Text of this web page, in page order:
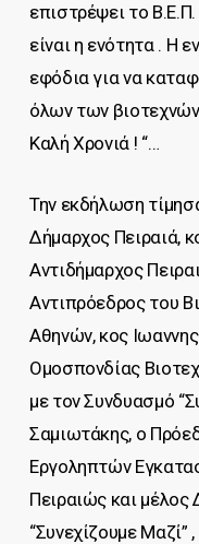
επιστρέψει το
είναι η ενότητα . Η
εφόδια για να
όλων των
Καλή Χρονιά ! “…
Την εκδήλωση
Δήμαρχος Πειραιά,
Αντιδήμαρχος
Αντιπρόεδρος του
Αθηνών, κος
Ομοσπονδίας
με τον Συνδυασμό
Σαμιωτάκης, ο
Εργοληπτών
Πειραιώς και
“Συνεχίζουμε Μαζί”